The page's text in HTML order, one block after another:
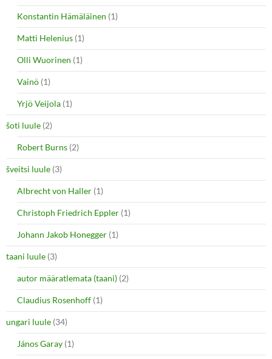
Konstantin Hämäläinen (1)
Matti Helenius (1)
Olli Wuorinen (1)
Vainö (1)
Yrjö Veijola (1)
šoti luule (2)
Robert Burns (2)
šveitsi luule (3)
Albrecht von Haller (1)
Christoph Friedrich Eppler (1)
Johann Jakob Honegger (1)
taani luule (3)
autor määratlemata (taani) (2)
Claudius Rosenhoff (1)
ungari luule (34)
János Garay (1)